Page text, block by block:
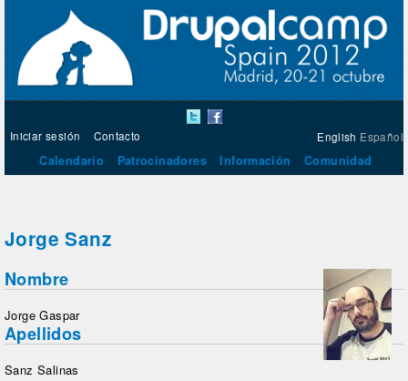
English Español
Iniciar sesión Contacto
Calendario Patrocinadores Información Comunidad
Jorge Sanz
Nombre
Jorge Gaspar
Apellidos
Sanz Salinas